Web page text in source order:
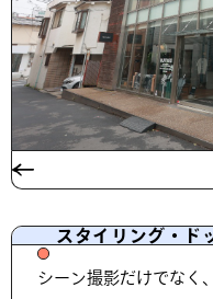
スタイリング・ド
シーン撮影だけでなく